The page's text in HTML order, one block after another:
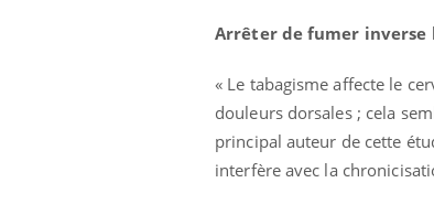
Arrêter de fumer inverse
« Le tabagisme affecte le
douleurs dorsales ; cela
principal auteur de cette
interfère avec la
comment le travail
empiète de plus en